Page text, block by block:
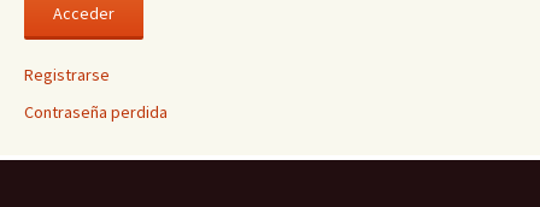
Registrarse
Contraseña perdida